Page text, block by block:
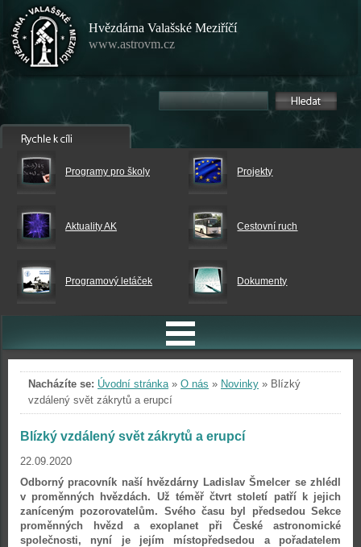
Hvězdárna Valašské Meziříčí
www.astrovm.cz
Programy pro školy Projekty
Aktuality AK Cestovní ruch
Programový letáček Dokumenty
Nacházíte se: Úvodní stránka» O nás » Novinky » Blízký
vzdálený svět zákrytů a erupcí
Blízký vzdálený svět zákrytů a erupcí
22.09.2020
Odborný pracovník naší hvězdárny Ladislav Šmelcer se zhlédl
v proměnných hvězdách. Už téměř čtvrt století patří k jejich
zaníceným pozorovatelům. Svého času byl předsedou Sekce
proměnných hvězd a exoplanet při České astronomické
společnosti, nyní je jejím místopředsedou a pořadatelem